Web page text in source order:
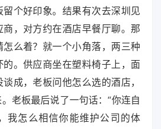
个好印象。结果有次去深圳见
，对方约在酒店早餐厅聊。那
么着？就一个小角落，两三种
。供应商坐在塑料椅子上，面
成，老板问他怎么选的酒店，
老板最后说了一句话：“你连自
我怎么相信你能维护公司的体